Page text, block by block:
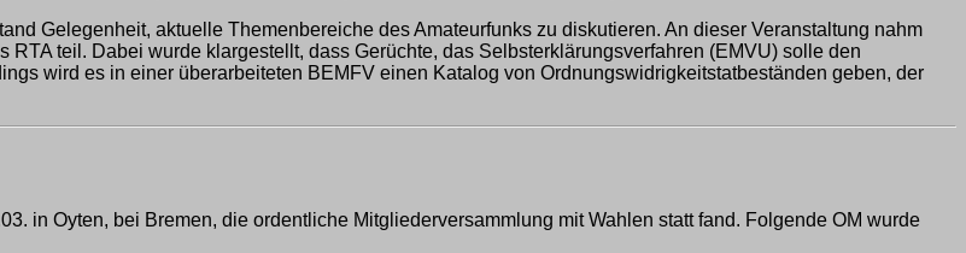
Gelegenheit, aktuelle Themenbereiche des Amateurfunks zu diskutieren. An dieser Veranstaltung nahm
teil. Dabei wurde klargestellt, dass Gerüchte, das Selbsterklärungsverfahren (EMVU) solle den
wird es in einer überarbeiteten BEMFV einen Katalog von Ordnungswidrigkeitstatbeständen geben, der
in Oyten, bei Bremen, die ordentliche Mitgliederversammlung mit Wahlen statt fand. Folgende OM wurde